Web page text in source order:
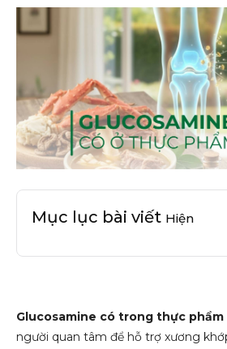
Mục lục bài viết Hiện
Glucosamine có trong thực phẩm
người quan tâm để hỗ trợ xương